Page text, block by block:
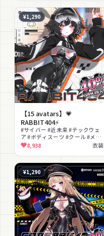
¥1,290
【15 avatars】💗
RABBIT404⚡
#サイバー #近未来 #テックウェ
ア #ボディスーツ #クール #メカ
ニック #ショートパンツ #ブーツ
#うさ耳 #セクシー
8,938 衣装
¥1,290